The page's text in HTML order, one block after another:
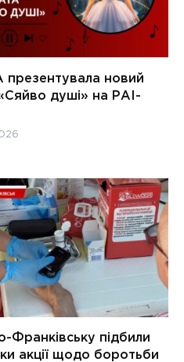
презентувала новий
душі» на РАІ-
Франківську підбили
акції щодо боротьби